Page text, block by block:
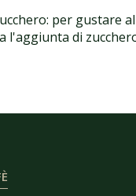
per gustare
l'aggiunta di